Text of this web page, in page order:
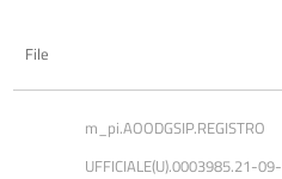
File
m_pi.AOODGSIP.REGISTRO
UFFICIALE(U).0003985.21-09-